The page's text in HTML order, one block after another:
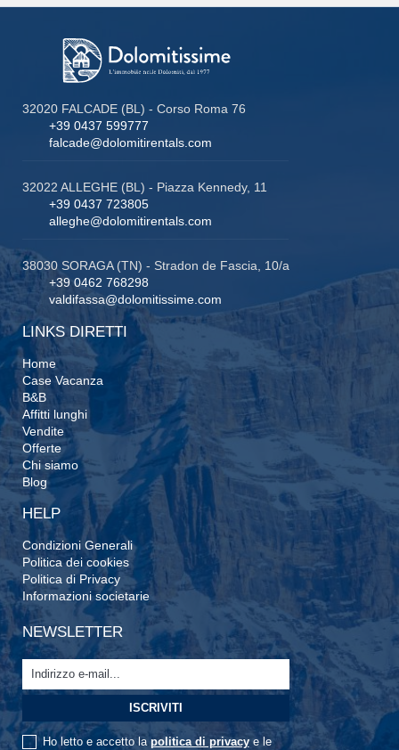
32020 FALCADE (BL) - Corso Roma 76
+39 0437 599777
falcade@dolomitirentals.com
32022 ALLEGHE (BL) - Piazza Kennedy, 11
+39 0437 723805
alleghe@dolomitirentals.com
38030 SORAGA (TN) - Stradon de Fascia, 10/a
+39 0462 768298
valdifassa@dolomitissime.com
LINKS DIRETTI
Home
Case Vacanza
B&B
Affitti lunghi
Vendite
Offerte
Chi siamo
Blog
HELP
Condizioni Generali
Politica dei cookies
Politica di Privacy
Informazioni societarie
NEWSLETTER
Ho letto e accetto lapolitica di privacye le